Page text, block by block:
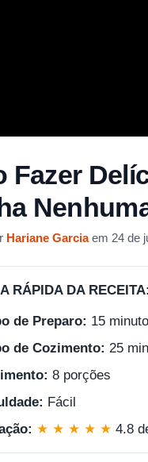
Fazer
Hariane Garciaem 24 de
RÁPIDA DA RECEITA:
de Preparo: 15
de Cozimento: 25
8 porções
Fácil
★ ★ ★ ★ ★ 4.8